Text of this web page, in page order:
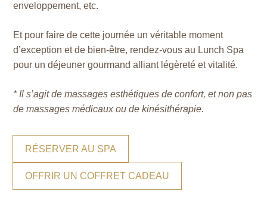
enveloppement, etc.
Et pour faire de cette journée un véritable moment
d’exception et de bien-être, rendez-vous au Lunch Spa
pour un déjeuner gourmand alliant légèreté et vitalité.
* Il s’agit de massages esthétiques de confort, et non pas
de massages médicaux ou de kinésithérapie.
RÉSERVER AU SPA
OFFRIR UN COFFRET CADEAU